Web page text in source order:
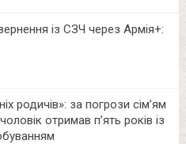
із СЗЧ через Армія+:
родичів»: за погрози сім’ям
отримав п’ять років із